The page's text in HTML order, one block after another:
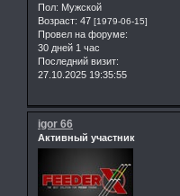
Пол: Мужской
Возраст: 47 [1979-06-15]
Провел на форуме:
30 дней 1 час
Последний визит:
27.10.2025 19:35:55
igor 66
Активный участник